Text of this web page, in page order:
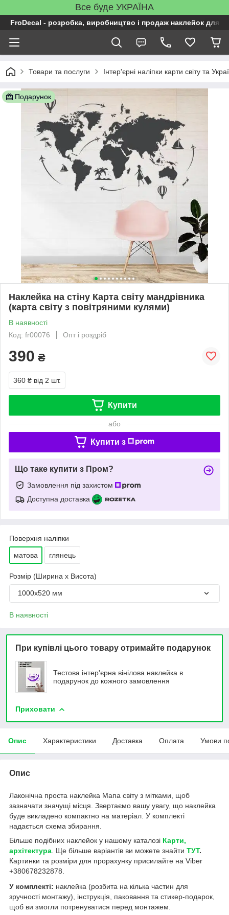
Все буде УКРАЇНА
FroDecal - розробка, виробництво і продаж наклейок для
Товари та послуги Інтер'єрні наліпки карти світу та
Подарунок
Наклейка на стіну Карта світу мандрівника
(карта світу з повітряними кулями)
В наявності
Код: fr00076
Опт і роздріб
390 ₴
360 ₴ від 2 шт.
Купити
або
Купити з
Що таке купити з Пром?
Замовлення під захистом
Доступна доставка
Поверхня наліпки
матова глянець
Розмір (Ширина х Висота)
1000х520 мм
В наявності
При купівлі цього товару отримайте подарунок
Тестова інтер'єрна вінілова наклейка в
подарунок до кожного замовлення
Приховати
Опис Характеристики Доставка Оплата Умови
Опис
Лаконічна проста наклейка Мапа світу з мітками, щоб
зазначати значущі місця. Звертаємо вашу увагу, що наклейка
буде викладено компактно на матеріал. У комплекті
надається схема збирання.
Більше подібних наклейок у нашому каталозі Карти,
архітектура . Ще більше варіантів ви можете знайти ТУТ.
Картинки та розміри для прорахунку присилайте на Viber
+380678232878.
У комплекті: наклейка (розбита на кілька частин для
зручності монтажу), інструкція, паковання та стикер-подарок,
щоб ви змогли потренуватися перед монтажем.